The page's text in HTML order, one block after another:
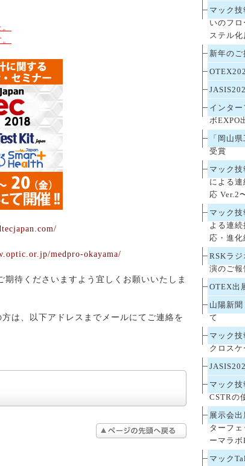
medpro-okayama/
待くださいますよう宜しくお願いいたしま
は、以下アドレスまでメールにてご連絡を
マック
いのフ
ステル化
新年のご
インタ
ボEXPO
「岡山
受賞
マック
による
応 Ver.2
マック
よる連
応・進化
RSKラジ
演のご報
OTEX出
山陽新
て
マック
クロス
マック
CSTRの
展示会
ターフ
ーマラボ
マック